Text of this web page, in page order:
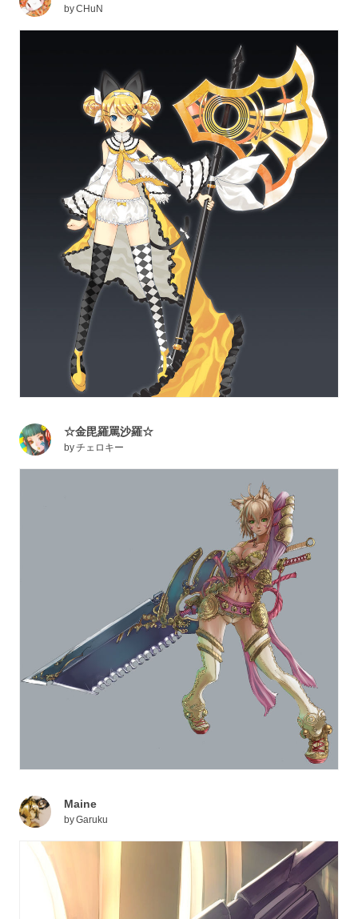
byCHuN
☆金毘羅罵沙羅☆
byチェロキー
Maine
byGaruku